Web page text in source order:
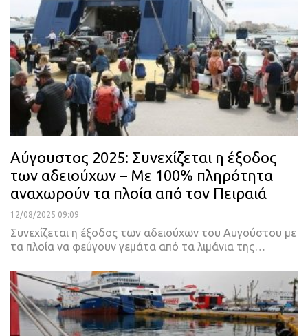
Αύγουστος 2025: Συνεχίζεται η έξοδος
των αδειούχων – Με 100% πληρότητα
αναχωρούν τα πλοία από τον Πειραιά
12/08/2025 09:09
Συνεχίζεται η έξοδος των αδειούχων του Αυγούστου με
τα πλοία να φεύγουν γεμάτα από τα λιμάνια της…